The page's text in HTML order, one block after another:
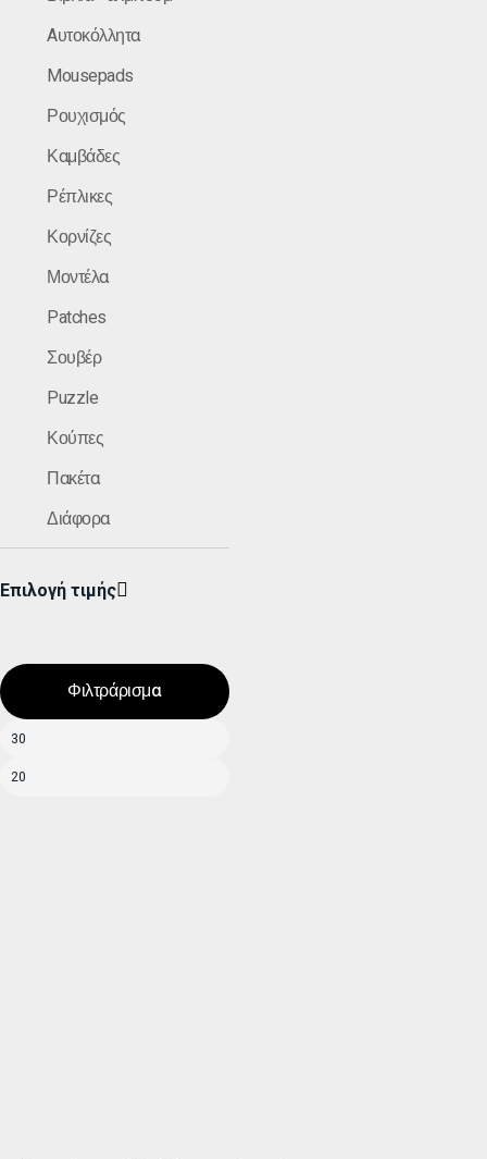
Aυτοκόλλητα
Mousepads
Ρουχισμός
Καμβάδες
Ρέπλικες
Κορνίζες
Μοντέλα
Patches
Σουβέρ
Puzzle
Κούπες
Πακέτα
Διάφορα
Επιλογή τιμής
Φιλτράρισμα